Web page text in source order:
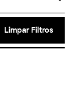
Limpar Filtros